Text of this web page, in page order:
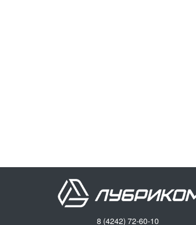
8 (4242) 72-60-10